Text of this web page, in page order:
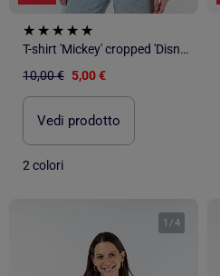
T-shirt 'Mickey' cropped 'Disney'
10,00 € 5,00 €
Vedi prodotto
2 colori
1 /4